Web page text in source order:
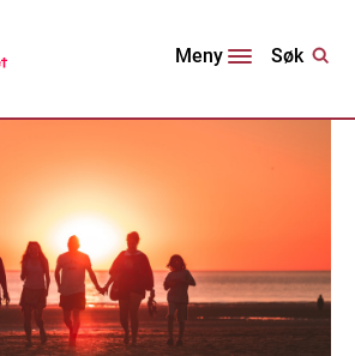
Meny Søk